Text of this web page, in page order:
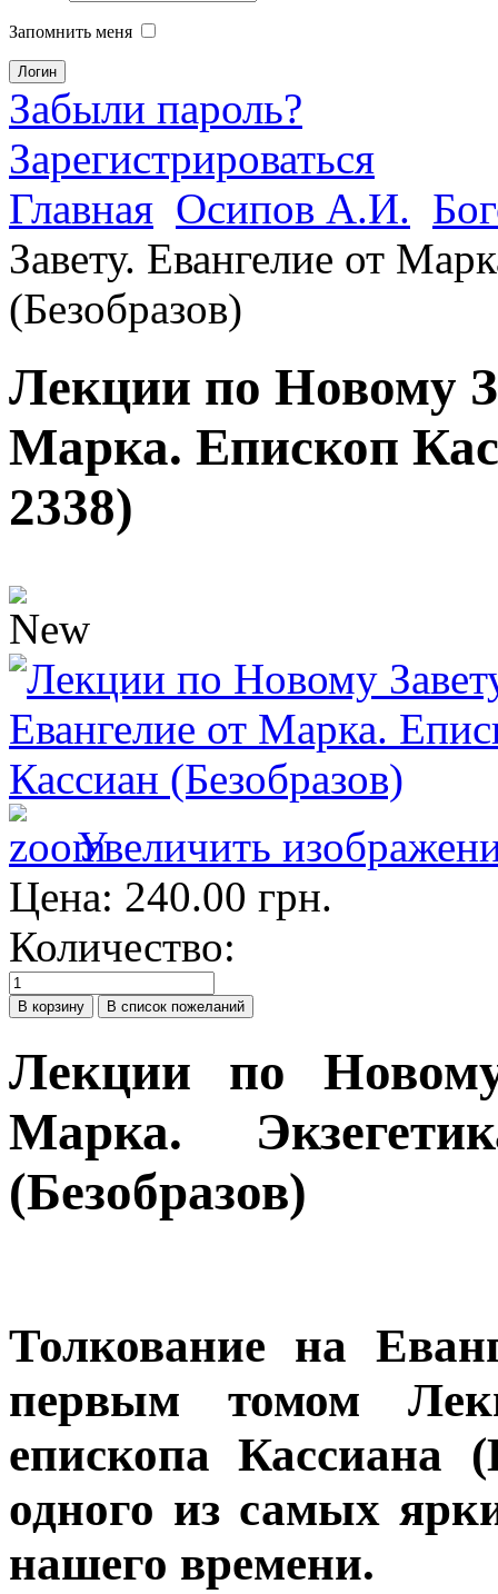
Запомнить меня
Забыли пароль?
Зарегистрироваться
Главная Осипов А.И.
Завету. Евангелие от
(Безобразов)
Лекции по Новому
Марка. Епископ
2338)
Увеличить
Цена: 240.00 грн.
Количество:
Лекции по
Марка.
(Безобразов)
Толкование на
первым томом
епископа Кассиана
одного из самых
нашего времени.